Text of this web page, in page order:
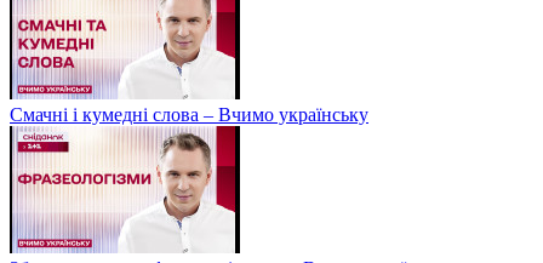
Смачні і кумедні слова – Вчимо українську